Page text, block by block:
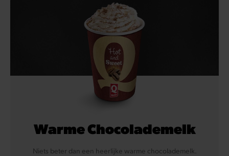
Warme Chocolademelk
Niets beter dan een heerlijke warme chocolademelk.